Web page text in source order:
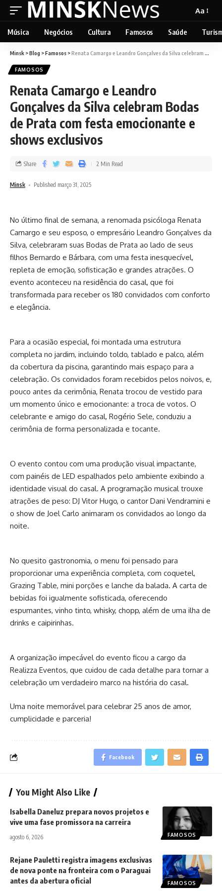
Aa
Música Negócios Cultura Famosos Saúde
Minsk >Blog >Famosos >Renata Camargo e Leandro Gonçalves da Silva celebram Bodas de Prata com festa emocionante e shows exclusivos
FAMOSOS
Renata Camargo e Leandro
Gonçalves da Silva celebram Bodas
de Prata com festa emocionante e
shows exclusivos
Minsk Published março 31, 2025
Share 2 Min Read
No último final de semana, a renomada psicóloga Renata
Camargo e seu esposo, o empresário Leandro Gonçalves da
Silva, celebraram suas Bodas de Prata ao lado de seus
filhos Bernardo e Bárbara, com uma festa inesquecível,
repleta de emoção, sofisticação e grandes atrações. O
evento aconteceu na residência do casal, que foi
transformada para receber os 180 convidados com conforto
e elegância.
Para a ocasião especial, foi montada uma estrutura
completa no jardim, incluindo toldo, tablado e palco, além
da cobertura da piscina, garantindo mais espaço para a
celebração. Os convidados foram recebidos pelos noivos, e,
pouco antes da cerimônia, Renata trocou de vestido para
um momento único e emocionante: a troca de votos. O
celebrante e amigo do casal, Rogério Sele, conduziu a
cerimônia de forma personalizada e tocante.
O evento contou com uma produção visual impactante,
com painéis de LED espalhados pelo ambiente exibindo a
identidade visual do casal. A programação musical trouxe
atrações de peso: DJ Vitor Hugo, o cantor Dani Vendramini e
o show de Joel Carlo animaram os convidados ao longo da
noite.
No quesito gastronomia, o menu foi pensado para
proporcionar uma experiência completa, com coquetel,
Grazing Table, mini porções e lanche da balada. A carta de
bebidas foi igualmente sofisticada, oferecendo
espumantes, vinho tinto, whisky, chopp, além de uma ilha de
drinks e caipirinhas.
A organização impecável do evento ficou a cargo da
Realizza Eventos, que cuidou de cada detalhe para tornar a
celebração um verdadeiro marco na história do casal.
Uma noite memorável para celebrar 25 anos de amor,
cumplicidade e parceria!
Facebook
You Might Also Like
FAMOSOS
Isabella Daneluz prepara novos projetos e
vive uma fase promissora na carreira
agosto 6, 2026
FAMOSOS
Rejane Pauletti registra imagens exclusivas
de nova ponte na fronteira com o Paraguai
antes da abertura oficial